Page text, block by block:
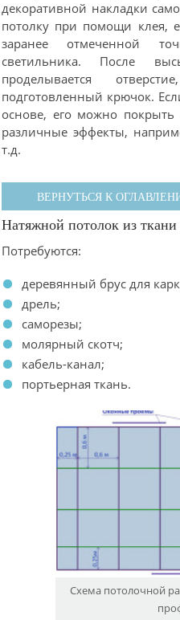
декоративной накладки
потолку при помощи клея,
заранее отмеченной
светильника. После
проделывается
подготовленный крючок.
основе, его можно покрыть
различные эффекты,
т.д.
ВЕРНУТЬСЯ К
Натяжной потолок из ткани
Потребуются:
деревянный брус для
дрель;
саморезы;
молярный скотч;
кабель-канал;
портьерная ткань.
Схема потолочной